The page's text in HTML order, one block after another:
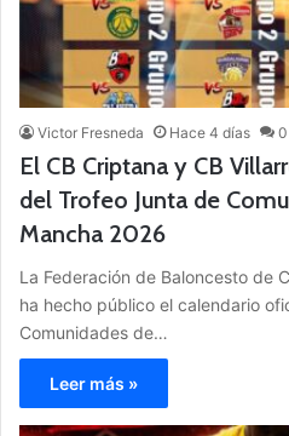
Victor Fresneda Hace 4 días 0
El CB Criptana y CB
del Trofeo Junta de
Mancha 2026
La Federación de Baloncesto de
ha hecho público el calendario
Comunidades de…
Leer más »